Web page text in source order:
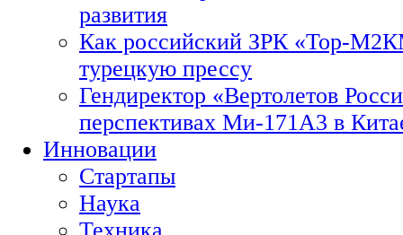
развития
Как российский ЗРК «Тор-
турецкую прессу
Гендиректор «Вертолетов
перспективах Ми-171А3 в
Инновации
Стартапы
Наука